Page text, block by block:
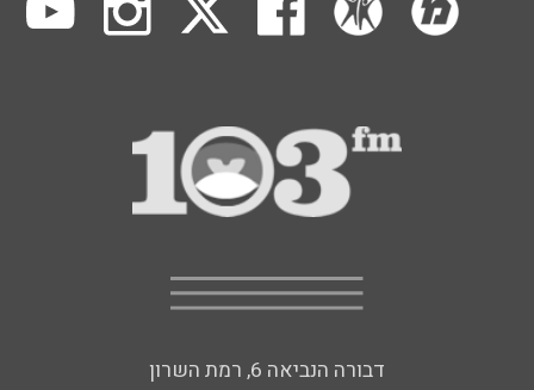
דבורה הנביאה 6, רמת השרון